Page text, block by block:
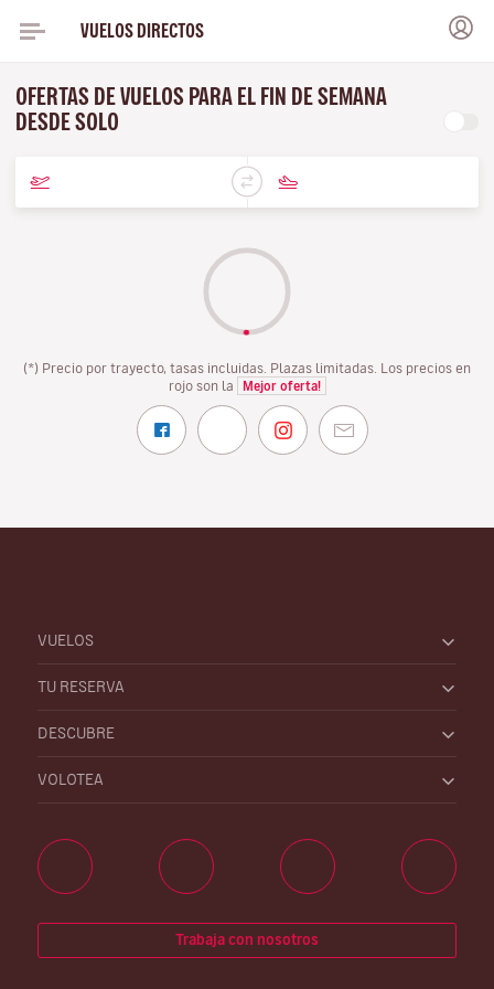
VUELOS DIRECTOS
OFERTAS DE VUELOS PARA EL FIN DE SEMANA
DESDE SOLO
(*) Precio por trayecto, tasas incluidas. Plazas limitadas. Los precios en
rojo son la
Mejor oferta!
VUELOS
TU RESERVA
DESCUBRE
VOLOTEA
Trabaja con nosotros